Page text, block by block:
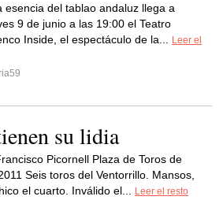
esencia del tablao andaluz llega a
9 de junio a las 19:00 el Teatro
Inside, el espectáculo de la...
Leer el
su lidia
Picornell Plaza de Toros de
Seis toros del Ventorrillo. Mansos,
el cuarto. Inválido el...
Leer el resto